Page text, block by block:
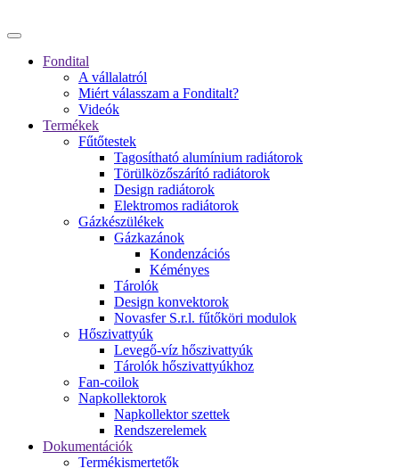
Fondital
A vállalatról
Miért válasszam a Fonditalt?
Videók
Termékek
Fűtőtestek
Tagosítható alumínium radiátorok
Törülközőszárító radiátorok
Design radiátorok
Elektromos radiátorok
Gázkészülékek
Gázkazánok
Kondenzációs
Kéményes
Tárolók
Design konvektorok
Novasfer S.r.l. fűtőköri modulok
Hőszivattyúk
Levegő-víz hőszivattyúk
Tárolók hőszivattyúkhoz
Fan-coilok
Napkollektorok
Napkollektor szettek
Rendszerelemek
Dokumentációk
Termékismertetők